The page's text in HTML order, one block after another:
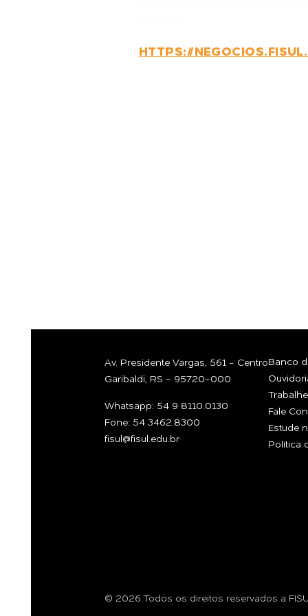
HTTPS://
Av. Presidente Vargas, 561 - Centro
Garibaldi, RS - 95720-000
Whatsapp: 54 9 8110.0130
Fone: 54 3462.8300
fisul@fisul.edu.br
Banco
Fale
Estude
Política
© 2026 Todos os direitos reservados a